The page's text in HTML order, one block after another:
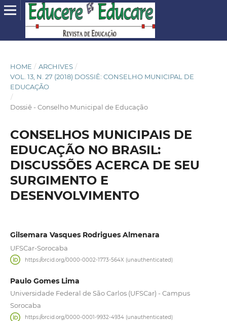
HOME / ARCHIVES /
VOL. 13, N. 27 (2018) DOSSIÊ: CONSELHO MUNICIPAL DE
EDUCAÇÃO
/
Dossiê - Conselho Municipal de Educação
CONSELHOS MUNICIPAIS DE
EDUCAÇÃO NO BRASIL:
DISCUSSÕES ACERCA DE SEU
SURGIMENTO E
DESENVOLVIMENTO
Gilsemara Vasques Rodrigues Almenara
UFSCar-Sorocaba
https://orcid.org/0000-0002-1773-564X (unauthenticated)
Paulo Gomes Lima
Universidade Federal de São Carlos (UFSCar) - Campus
Sorocaba
https://orcid.org/0000-0001-9932-4934 (unauthenticated)